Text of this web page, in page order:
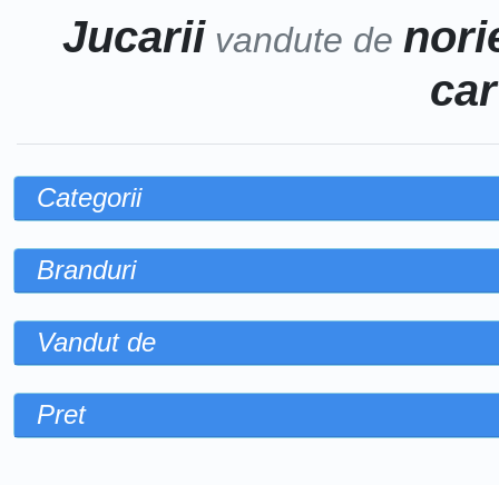
Jucarii vandute de
Categorii
Branduri
Vandut de
Pret